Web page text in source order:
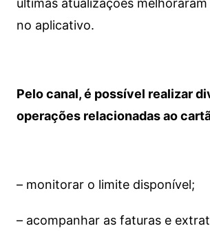
últimas atualizações
no aplicativo.
Pelo canal, é possível realizar
operações relacionadas ao
– monitorar o limite disponível;
– acompanhar as faturas e